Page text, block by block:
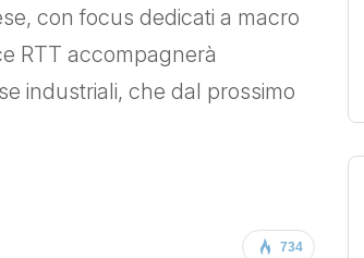
con focus dedicati a macro
RTT accompagnerà
industriali, che dal prossimo
734